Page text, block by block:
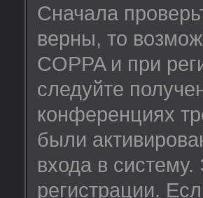
Сначала
верны, то
COPPA и при
следуйте
конференциях
были
входа в
регистрации.